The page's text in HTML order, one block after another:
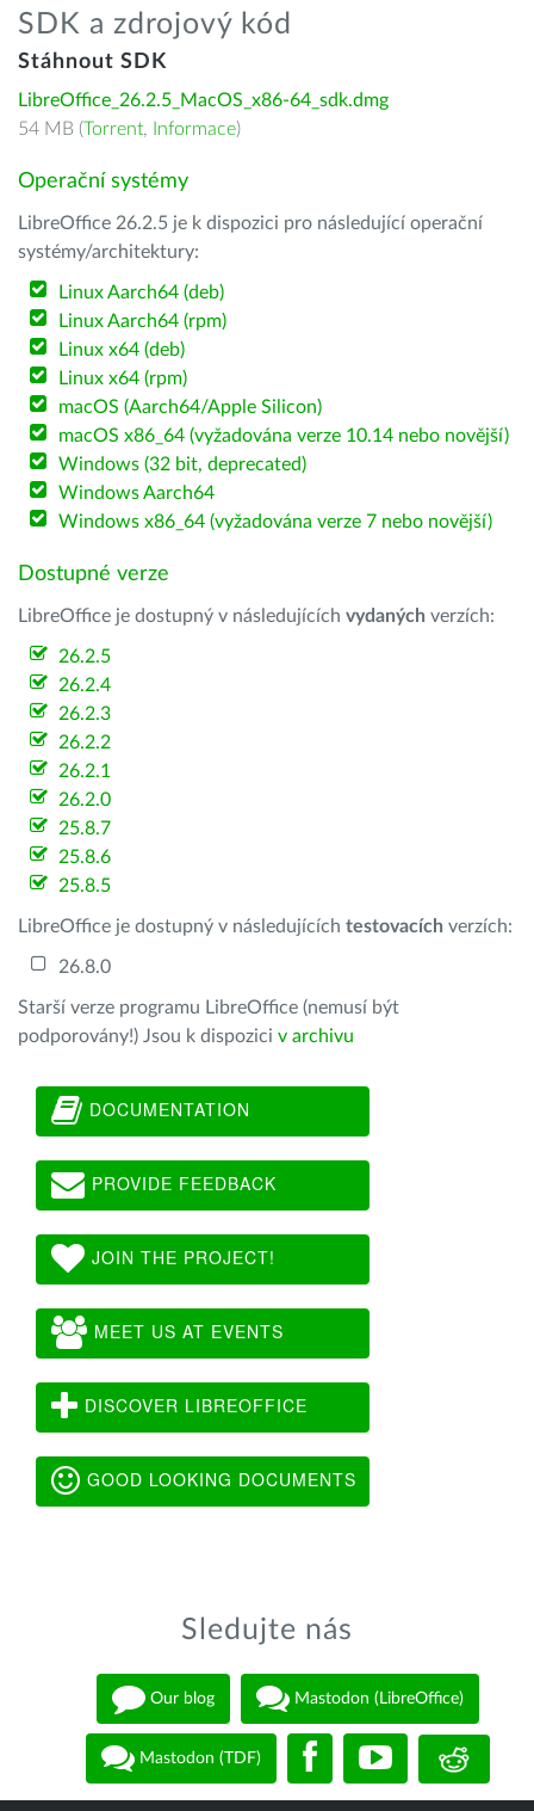
SDK a zdrojový kód
Stáhnout SDK
LibreOffice_26.2.5_MacOS_x86-64_sdk.dmg
54 MB (Torrent, Informace)
Operační systémy
LibreOffice 26.2.5 je k dispozici pro následující operační
systémy/architektury:
Linux Aarch64 (deb)
Linux Aarch64 (rpm)
Linux x64 (deb)
Linux x64 (rpm)
macOS (Aarch64/Apple Silicon)
macOS x86_64 (vyžadována verze 10.14 nebo novější)
Windows (32 bit, deprecated)
Windows Aarch64
Windows x86_64 (vyžadována verze 7 nebo novější)
Dostupné verze
LibreOffice je dostupný v následujících vydaných verzích:
26.2.5
26.2.4
26.2.3
26.2.2
26.2.1
26.2.0
25.8.7
25.8.6
25.8.5
LibreOffice je dostupný v následujících testovacích verzích:
26.8.0
Starší verze programu LibreOffice (nemusí být
podporovány!) Jsou k dispozici v archivu
DOCUMENTATION
PROVIDE FEEDBACK
JOIN THE PROJECT!
MEET US AT EVENTS
DISCOVER LIBREOFFICE
GOOD LOOKING DOCUMENTS
Sledujte nás
Our blog Mastodon (LibreOffice)
Mastodon (TDF)